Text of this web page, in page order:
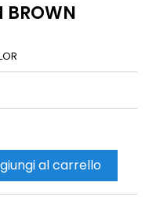
BROWN
al carrello